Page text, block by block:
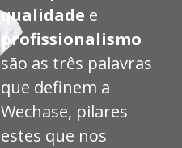
qualidade e
profissionalismo
são as três palavras
que definem a
Wechase, pilares
estes que nos